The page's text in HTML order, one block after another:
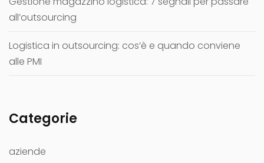
all’outsourcing
Logistica in outsourcing: cos’è e quando conviene
alle PMI
Categorie
aziende